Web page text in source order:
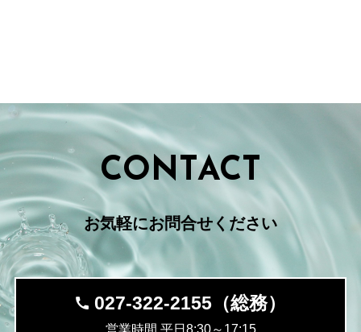
CONTACT
お気軽にお問合せください
027-322-2155（総務）
営業時間 平日8:30～17:15